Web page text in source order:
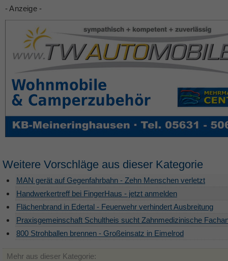
- Anzeige -
Weitere Vorschläge aus dieser Kategorie
MAN gerät auf Gegenfahrbahn - Zehn Menschen verletzt
Handwerkertreff bei FingerHaus - jetzt anmelden
Flächenbrand in Edertal - Feuerwehr verhindert Ausbreitung
Praxisgemeinschaft Schultheis sucht Zahnmedizinische
800 Strohballen brennen - Großeinsatz in Eimelrod
Mehr aus dieser Kategorie: